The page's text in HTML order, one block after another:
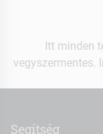
Itt minden
vegyszermentes.
Segítség